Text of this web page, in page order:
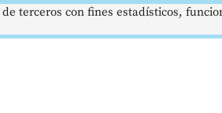
terceros con fines estadísticos,